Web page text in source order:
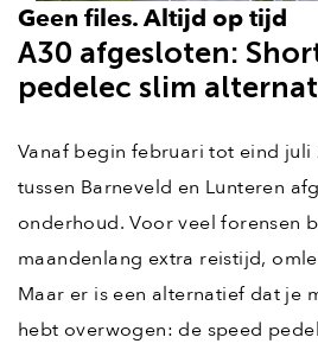
Geen files. Altijd op tijd
A30 afgesloten:
pedelec slim
Vanaf begin februari tot eind juli
tussen Barneveld en Lunteren
onderhoud. Voor veel forensen
maandenlang extra reistijd,
Maar er is een alternatief dat je
hebt overwogen: de speed